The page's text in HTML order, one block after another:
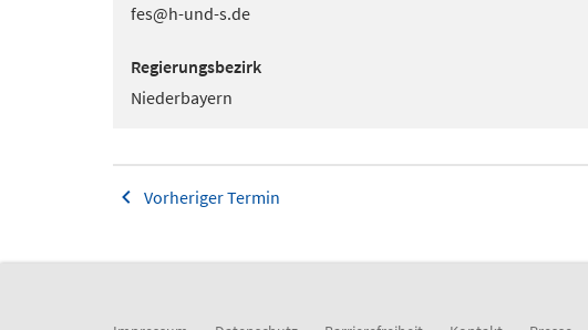
fes@h-und-s.de
Regierungsbezirk
Niederbayern
Vorheriger Termin